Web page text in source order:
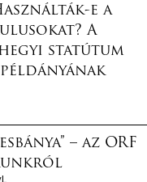
e a
A
statútum
– az ORF